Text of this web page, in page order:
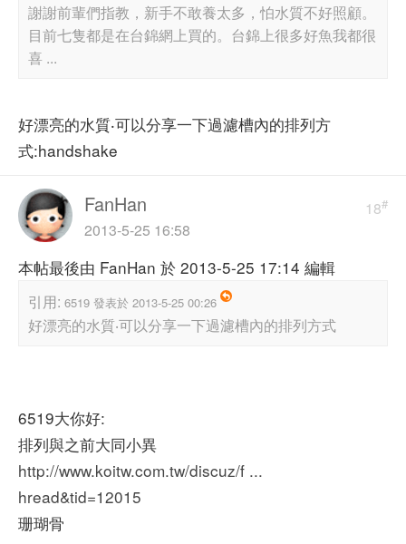
謝謝前輩們指教，新手不敢養太多，怕水質不好照顧。
目前七隻都是在台錦網上買的。台錦上很多好魚我都很
喜 ...
好漂亮的水質‧可以分享一下過濾槽內的排列方
式:handshake
18#
FanHan
2013-5-25 16:58
本帖最後由 FanHan 於 2013-5-25 17:14 編輯
引用: 6519 發表於 2013-5-25 00:26
好漂亮的水質‧可以分享一下過濾槽內的排列方式
6519大你好:
排列與之前大同小異
http://www.koitw.com.tw/discuz/f ...
hread&tid=12015
珊瑚骨